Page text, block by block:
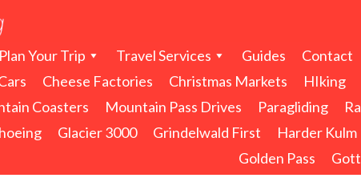
Plan Your Trip Travel Services Guides Contact
Cheese Factories Christmas Markets HIking
Coasters Mountain Pass Drives Paragliding
Glacier 3000 Grindelwald First Harder Kulm
Golden Pass